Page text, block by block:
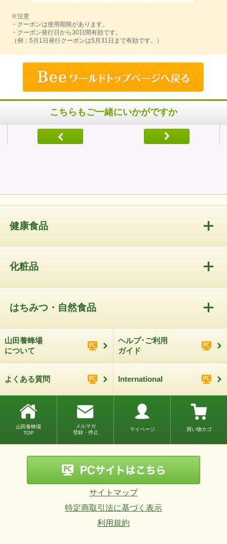
※注意
・クーポンは使用期限があります。
・クーポン発行日から30日間有効です。
（例：5月1日発行クーポンは5月31日まで有効です。）
こちらもご一緒にいかがですか
健康食品
化粧品
はちみつ・自然食品
山田養蜂場
について
ヘルプ･ご利用
ガイド
よくある質問 International
山田養蜂場
TOP
メルマガ
登録・停止
マイページ 買い物カゴ
サイトマップ
特定商取引法に基づく表示
利用規約